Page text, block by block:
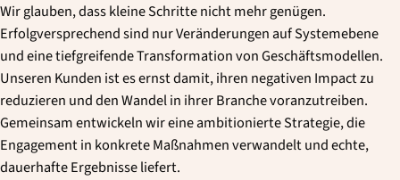
Wir glauben, dass kleine Schritte nicht mehr genügen.
Erfolgversprechend sind nur Veränderungen auf Systemebene
und eine tiefgreifende Transformation von Geschäftsmodellen.
Unseren Kunden ist es ernst damit, ihren negativen Impact zu
reduzieren und den Wandel in ihrer Branche voranzutreiben.
Gemeinsam entwickeln wir eine ambitionierte Strategie, die
Engagement in konkrete Maßnahmen verwandelt und echte,
dauerhafte Ergebnisse liefert.